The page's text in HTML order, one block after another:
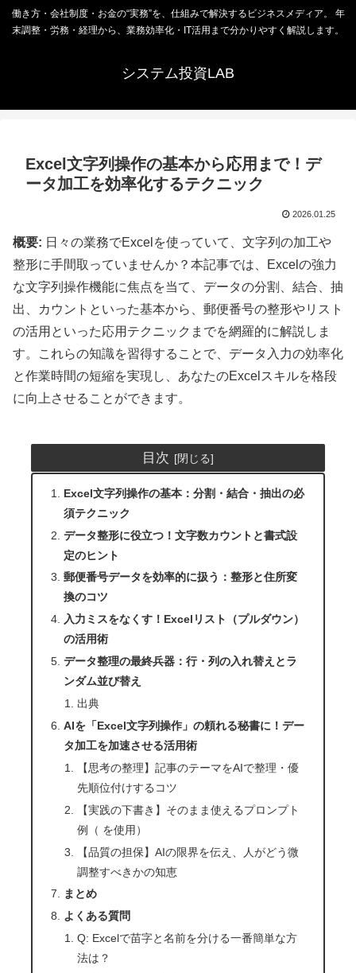
働き方・会社制度・お金の“実務”を、仕組みで解決するビジネスメディア。 年
末調整・労務・経理から、業務効率化・IT活用まで分かりやすく解説します。
システム投資LAB
Excel文字列操作の基本から応用まで！デ
ータ加工を効率化するテクニック
2026.01.25
概要: 日々の業務でExcelを使っていて、文字列の加工や
整形に手間取っていませんか？本記事では、Excelの強力
な文字列操作機能に焦点を当て、データの分割、結合、抽
出、カウントといった基本から、郵便番号の整形やリスト
の活用といった応用テクニックまでを網羅的に解説しま
す。これらの知識を習得することで、データ入力の効率化
と作業時間の短縮を実現し、あなたのExcelスキルを格段
に向上させることができます。
目次
Excel文字列操作の基本：分割・結合・抽出の必
須テクニック
データ整形に役立つ！文字数カウントと書式設
定のヒント
郵便番号データを効率的に扱う：整形と住所変
換のコツ
入力ミスをなくす！Excelリスト（プルダウン）
の活用術
データ整理の最終兵器：行・列の入れ替えとラ
ンダム並び替え
出典
AIを「Excel文字列操作」の頼れる秘書に！デー
タ加工を加速させる活用術
【思考の整理】記事のテーマをAIで整理・優
先順位付けするコツ
【実践の下書き】そのまま使えるプロンプト
例（ を使用）
【品質の担保】AIの限界を伝え、人がどう微
調整すべきかの知恵
まとめ
よくある質問
Q: Excelで苗字と名前を分ける一番簡単な方
法は？